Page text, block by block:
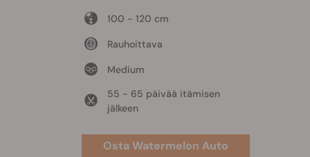
100 - 120 cm
Rauhoittava
Medium
55 - 65 päivää itämisen
jälkeen
Osta Watermelon Auto